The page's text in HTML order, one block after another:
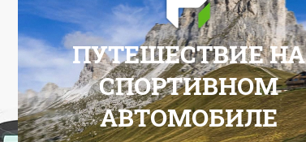
ПУТЕШЕСТВИЕ НА
СПОРТИВНОМ
АВТОМОБИЛЕ